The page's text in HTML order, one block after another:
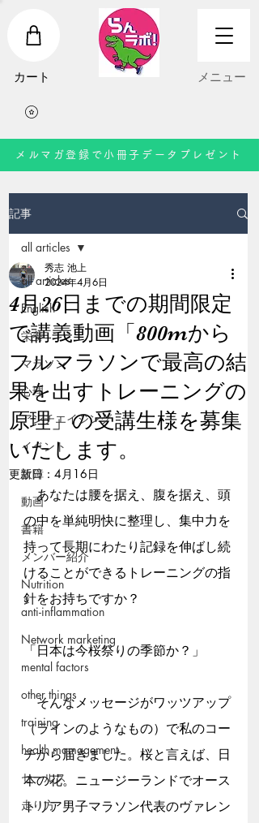
​カート ​メニュー
メルマガ登録で小冊子データプレゼント
記事
all articles
English
栄養
マラソン
心理
アンチエイジング
イベント
故障
動画
書籍
メンバー紹介
Nutrition
anti-inflammation
Network marketing
mental factors
other things
training
health mamagement
セールス
走り方
all articles
4月26日までの期間限定
で講義動画「800mから
フルマラソンで最高の結
果を出すトレーニングの
原理」の受講生様を募集
いたします。
秀志 池上
2024年4月6日
更新日： 4月16日
あなたは腰を据え、腹を据え、頭
の中を単純明快に整理し、集中力を
持って長期にわたり記録を伸ばし続
けることができるトレーニングの指
針をお持ちですか？
「日本は今桜祭りの季節か？」
そんなメッセージがワッツアップ
（ラインのようなもの）で私のコー
チから届きました。桜と言えば、日
本の花。ニュージーランドでオース
トリア男子マラソン代表のヴァレン